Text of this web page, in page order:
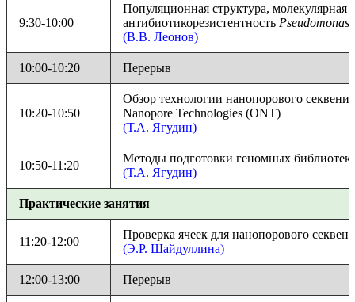
9:30-10:00
Популяционная структура, молекулярная
антибиотикорезистентность Pseudomonas
(В.В. Леонов)
10:00-10:20 Перерыв
10:20-10:50
Обзор технологии нанопорового
Nanopore Technologies (ONT)
(Т.А. Ягудин)
10:50-11:20
Методы подготовки геномных библиотек
(Т.А. Ягудин)
Практические занятия
11:20-12:00
Проверка ячеек для нанопорового
(Э.Р. Шайдуллина)
12:00-13:00 Перерыв